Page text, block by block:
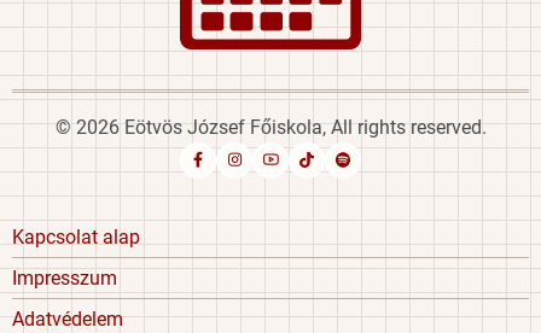
© 2026 Eötvös József Főiskola, All rights reserved.
Footer
menu
Kapcsolat alap
Impresszum
Adatvédelem